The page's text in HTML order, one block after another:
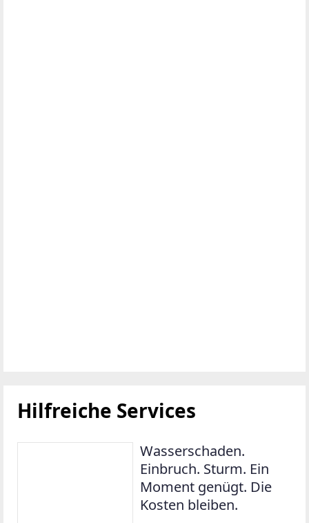
Hilfreiche Services
Wasserschaden.
Einbruch. Sturm. Ein
Moment genügt. Die
Kosten bleiben.